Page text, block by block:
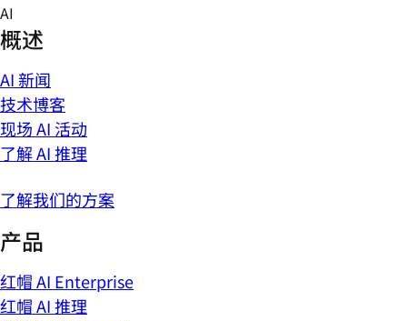
Skip
to
content
AI
概述
AI 新闻
技术博客
现场 AI 活动
了解 AI 推理
了解我们的方案
产品
红帽 AI Enterprise
红帽 AI 推理